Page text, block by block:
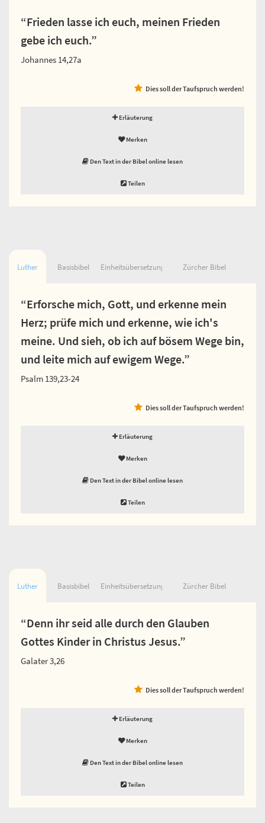
“Frieden lasse ich euch, meinen Frieden
gebe ich euch.”
Johannes 14,27a
Dies soll der Taufspruch werden!
Erläuterung
Merken
Den Text in der Bibel online lesen
Teilen
Luther Basisbibel Einheitsübersetzung Zürcher Bibel
“Erforsche mich, Gott, und erkenne mein
Herz; prüfe mich und erkenne, wie ich's
meine. Und sieh, ob ich auf bösem Wege bin,
und leite mich auf ewigem Wege.”
Psalm 139,23-24
Dies soll der Taufspruch werden!
Erläuterung
Merken
Den Text in der Bibel online lesen
Teilen
Luther Basisbibel Einheitsübersetzung Zürcher Bibel
“Denn ihr seid alle durch den Glauben
Gottes Kinder in Christus Jesus.”
Galater 3,26
Dies soll der Taufspruch werden!
Erläuterung
Merken
Den Text in der Bibel online lesen
Teilen